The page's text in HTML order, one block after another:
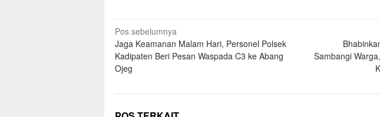
Navigasi
pos
Pos sebelumnya
Jaga Keamanan Malam Hari, Personel Polsek
Kadipaten Beri Pesan Waspada C3 ke Abang
Ojeg
Sambangi